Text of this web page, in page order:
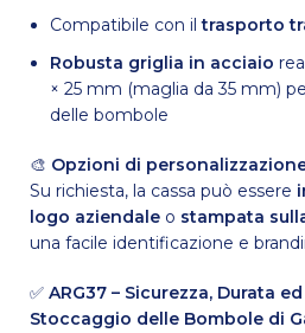
Compatibile con iltrasporto
Robusta griglia in acciaio
× 25 mm (maglia da 35 mm)
delle bombole
🎨 Opzioni di
Su richiesta, la cassa può essere
logo aziendale o stampata
una facile identificazione e
✅ARG37 – Sicurezza, Durata
Stoccaggio delle Bombole di